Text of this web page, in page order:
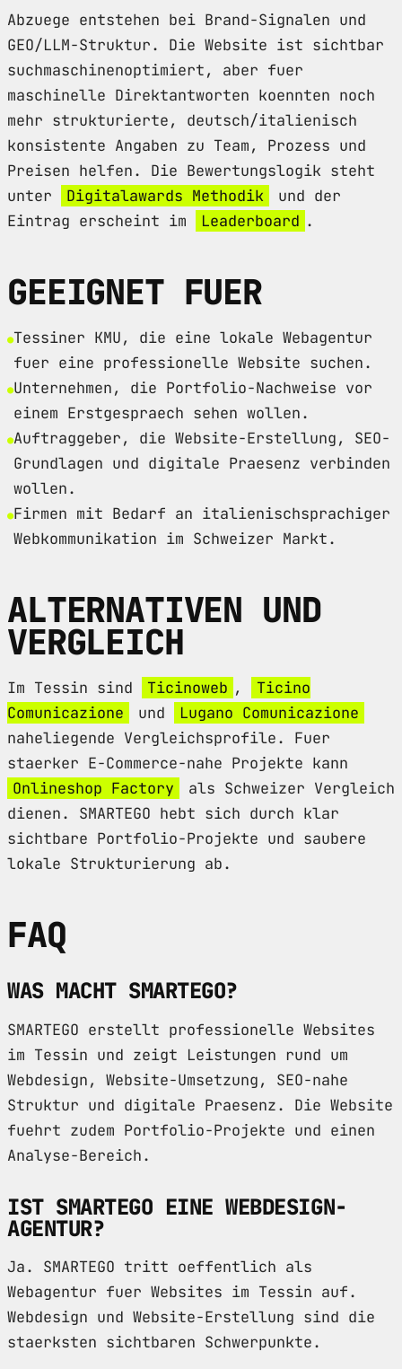
Abzuege entstehen bei Brand-Signalen und
GEO/LLM-Struktur. Die Website ist sichtbar
suchmaschinenoptimiert, aber fuer
maschinelle Direktantworten koennten noch
mehr strukturierte, deutsch/italienisch
konsistente Angaben zu Team, Prozess und
Preisen helfen. Die Bewertungslogik steht
unter
Digitalawards Methodik
und der
Eintrag erscheint im
Leaderboard .
GEEIGNET FUER
Tessiner KMU, die eine lokale Webagentur
fuer eine professionelle Website suchen.
Unternehmen, die Portfolio-Nachweise vor
einem Erstgespraech sehen wollen.
Auftraggeber, die Website-Erstellung, SEO-
Grundlagen und digitale Praesenz verbinden
wollen.
Firmen mit Bedarf an italienischsprachiger
Webkommunikation im Schweizer Markt.
ALTERNATIVEN UND
VERGLEICH
Im Tessin sind Ticinoweb ,
Ticino
Comunicazione
und
Lugano Comunicazione
naheliegende Vergleichsprofile. Fuer
staerker E-Commerce-nahe Projekte kann
Onlineshop Factory
als Schweizer Vergleich
dienen. SMARTEGO hebt sich durch klar
sichtbare Portfolio-Projekte und saubere
lokale Strukturierung ab.
FAQ
WAS MACHT SMARTEGO?
SMARTEGO erstellt professionelle Websites
im Tessin und zeigt Leistungen rund um
Webdesign, Website-Umsetzung, SEO-nahe
Struktur und digitale Praesenz. Die Website
fuehrt zudem Portfolio-Projekte und einen
Analyse-Bereich.
IST SMARTEGO EINE WEBDESIGN-
AGENTUR?
Ja. SMARTEGO tritt oeffentlich als
Webagentur fuer Websites im Tessin auf.
Webdesign und Website-Erstellung sind die
staerksten sichtbaren Schwerpunkte.